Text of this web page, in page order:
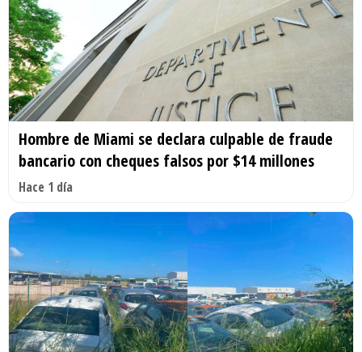
Hombre de Miami se declara culpable de fraude
bancario con cheques falsos por $14 millones
Hace 1 día